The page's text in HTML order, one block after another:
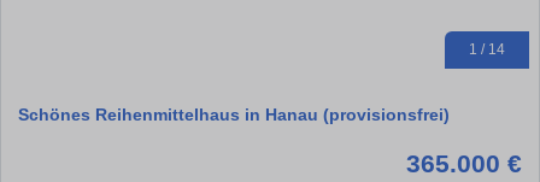
1 / 14
Schönes Reihenmittelhaus in Hanau (provisionsfrei)
365.000 €